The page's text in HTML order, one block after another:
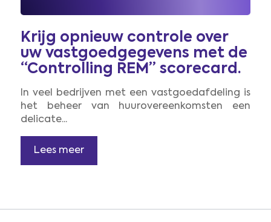
Krijg opnieuw controle over
uw vastgoedgegevens met de
“Controlling REM” scorecard.
In veel bedrijven met een vastgoedafdeling is
het beheer van huurovereenkomsten een
delicate...
Lees meer